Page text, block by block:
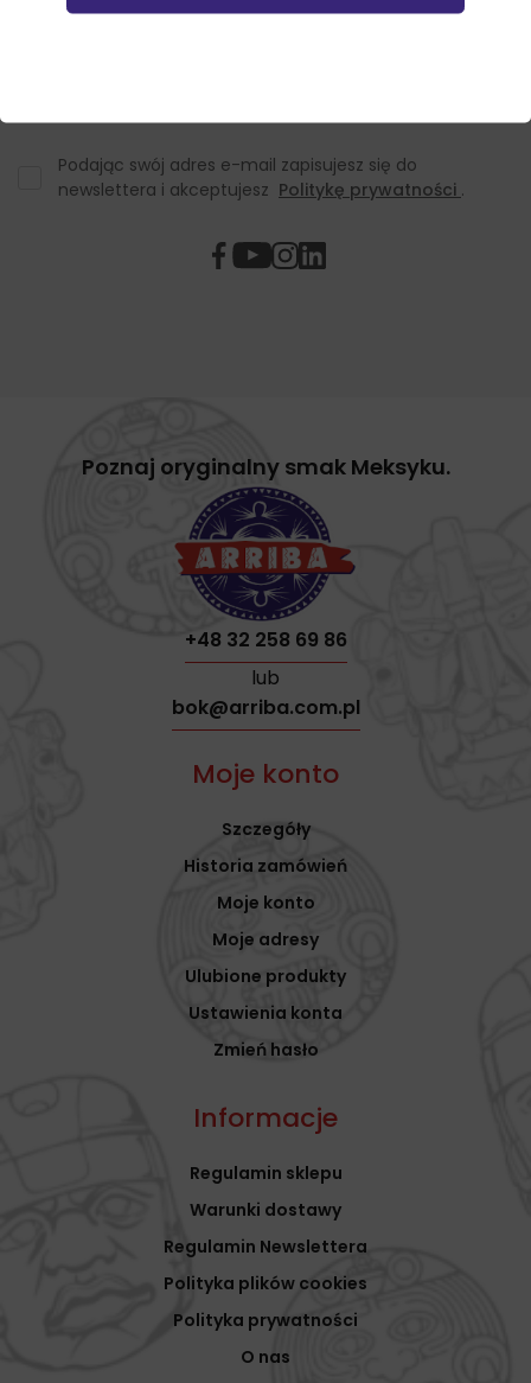
Podając swój adres e-mail zapisujesz się do
newslettera i akceptujesz Politykę prywatności .
Poznaj oryginalny smak Meksyku.
+48 32 258 69 86
lub
bok@arriba.com.pl
Moje konto
Szczegóły
Historia zamówień
Moje konto
Moje adresy
Ulubione produkty
Ustawienia konta
Zmień hasło
Informacje
Regulamin sklepu
Warunki dostawy
Regulamin Newslettera
Polityka plików cookies
Polityka prywatności
O nas